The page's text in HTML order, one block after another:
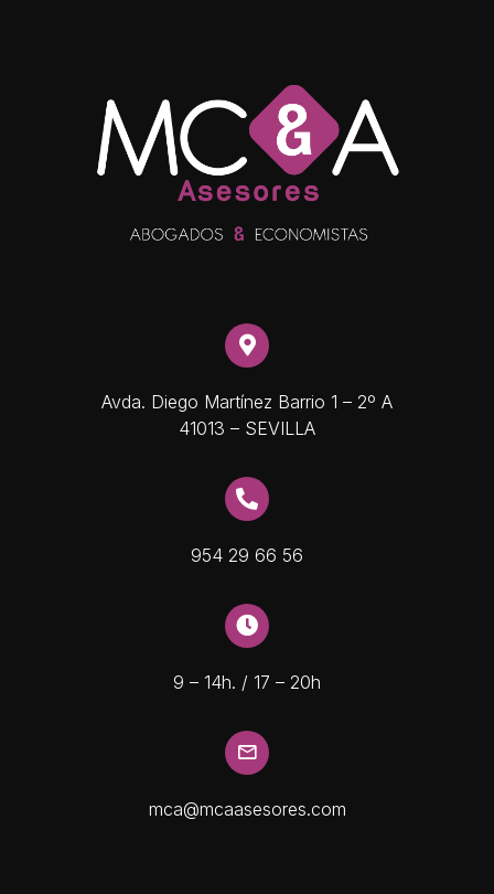
Avda. Diego Martínez Barrio 1 – 2º A
41013 – SEVILLA
954 29 66 56
9 – 14h. / 17 – 20h
mca@mcaasesores.com